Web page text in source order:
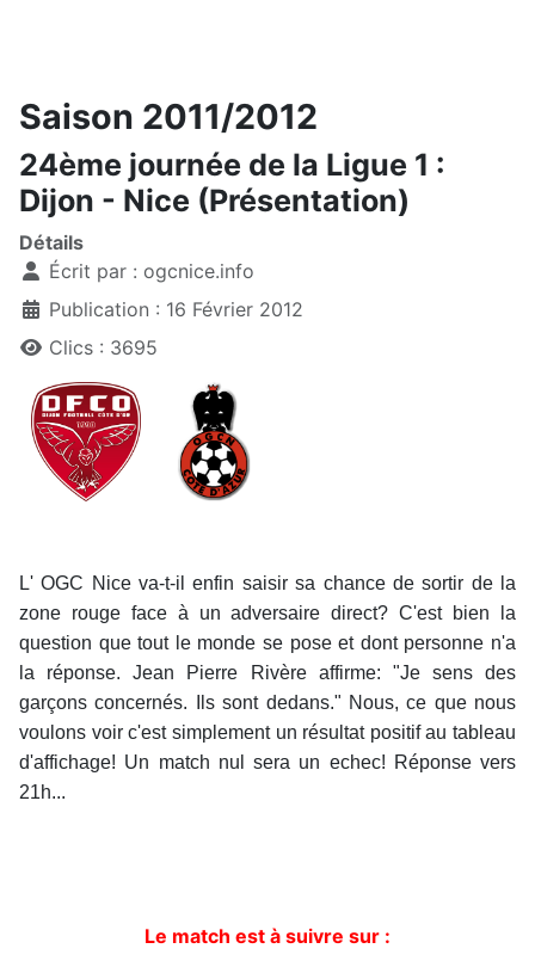
Saison 2011/2012
24ème journée de la Ligue 1 :
Dijon - Nice (Présentation)
Détails
Écrit par : ogcnice.info
Publication : 16 Février 2012
Clics : 3695
L' OGC Nice va-t-il enfin saisir sa chance de sortir de la
zone rouge face à un adversaire direct? C'est bien la
question que tout le monde se pose et dont personne n'a
la réponse. Jean Pierre Rivère affirme: "Je sens des
garçons concernés. Ils sont dedans." Nous, ce que nous
voulons voir c'est simplement un résultat positif au tableau
d'affichage! Un match nul sera un echec! Réponse vers
21h...
Le match est à suivre sur :